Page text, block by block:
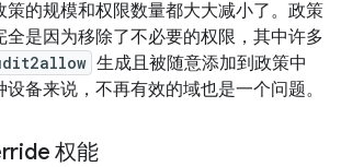
策的规模和权限数量都大大减小了。政策
全是因为移除了不必要的权限，其中许多
生成且被随意添加到政策中
备来说，不再有效的域也是一个问题。
权能